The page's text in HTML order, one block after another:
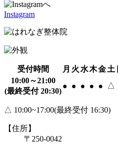
Instagram
受付時間 月 火 水木金土
10:00～21:00
(最終受付 20:30)
● ● ● ● ● △
△ 10:00~17:00(最終受付 16:30)
【住所】
〒250-0042